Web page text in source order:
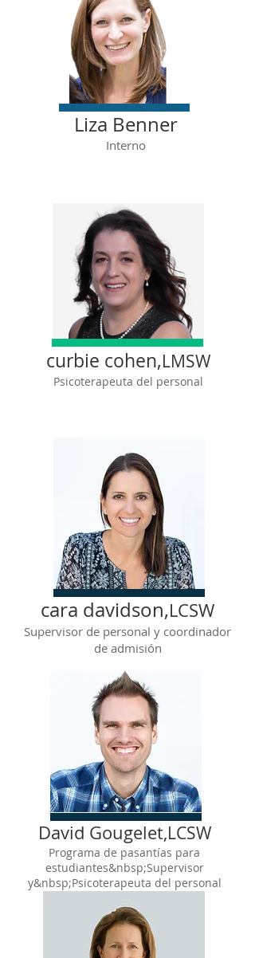
Liza Benner
Interno
curbie cohen,LMSW
Psicoterapeuta del personal
cara davidson,LCSW
Supervisor de personal y coordinador
de admisión
David Gougelet,LCSW
Programa de pasantías para
estudiantes&nbsp;Supervisor
y&nbsp;Psicoterapeuta del personal